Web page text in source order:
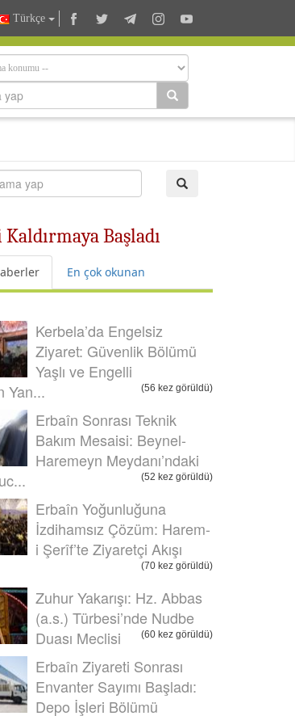
Türkçe
Başladı
En çok okunan
Kerbela’da Engelsiz
Ziyaret: Güvenlik Bölümü
Yaşlı ve Engelli
Yan...
(56 kez görüldü)
Erbaîn Sonrası Teknik
Bakım Mesaisi: Beynel-
Haremeyn Meydanı’ndaki
(52 kez görüldü)
Erbaîn Yoğunluğuna
İzdihamsız Çözüm: Harem-
i Şerîf’te Ziyaretçi Akışı
(70 kez görüldü)
Zuhur Yakarışı: Hz. Abbas
(a.s.) Türbesi’nde Nudbe
Duası Meclisi
(60 kez görüldü)
Erbaîn Ziyareti Sonrası
Envanter Sayımı Başladı:
Depo İşleri Bölümü